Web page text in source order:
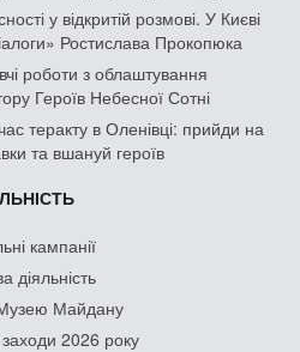
у відкритій розмові. У Києві
Ростислава Прокопюка
роботи з облаштування
Героїв Небесної Сотні
теракту в Оленівці: прийди на
та вшануй героїв
кампанії
діяльність
Майдану
2026 року